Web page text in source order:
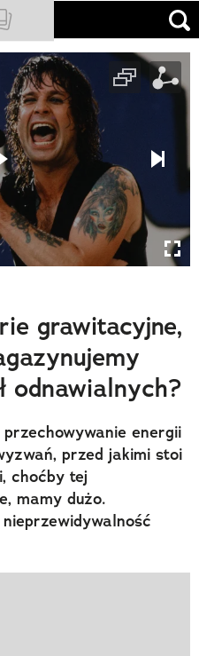
grawitacyjne,
odnawialnych?
energii
przed jakimi stoi
choćby tej
mamy dużo.